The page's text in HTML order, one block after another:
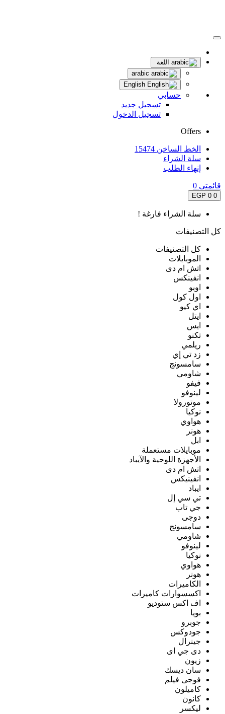
اللغة
حسابي
تسجيل جديد
تسجيل الدخول
Offers
الخط الساخن 15474
سلة الشراء
إنهاء الطلب
قائمتى 0
0
0 EGP
سلة الشراء فارغة !
كل التصنيفات
كل التصنيفات
الموبايلات
اتش ام دى
انفينكس
اوبو
اول كول
اي كيو
ايتل
ايس
تكنو
ريلمي
زد تي إي
سامسونج
شاومي
فيفو
لينوفو
موتورولا
نوكيا
هواوي
هونر
ابل
موبايلات مستعملة
الأجهزة اللوحية والآيباد
اتش ام دى
انفينيكس
ايباد
تي سي إل
جي تاب
دوجى
سامسونج
شاومي
لينوفو
نوكيا
هواوي
هونر
الكاميرات
اكسسوارات كاميرات
اف اكس ستوديو
بويا
جوبرو
جودوكس
جينرال
دى جي اى
زيون
سان ديسك
فوجى فيلم
كاميلون
كانون
ليكسر